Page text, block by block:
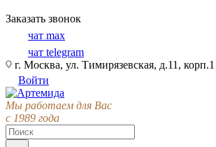
Заказать звонок
чат max
чат telegram
г. Москва, ул. Тимирязевская, д.11, корп.1
Войти
Мы работаем для Вас
с 1989 года